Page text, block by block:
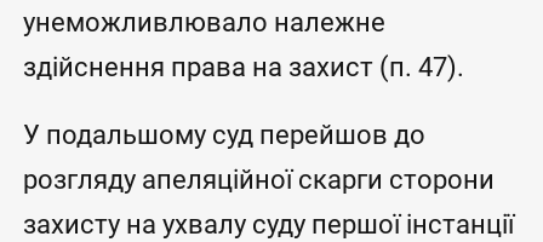
унеможливлювало належне
здійснення права на захист (п. 47).
У подальшому суд перейшов до
розгляду апеляційної скарги сторони
захисту на ухвалу суду першої інстанції